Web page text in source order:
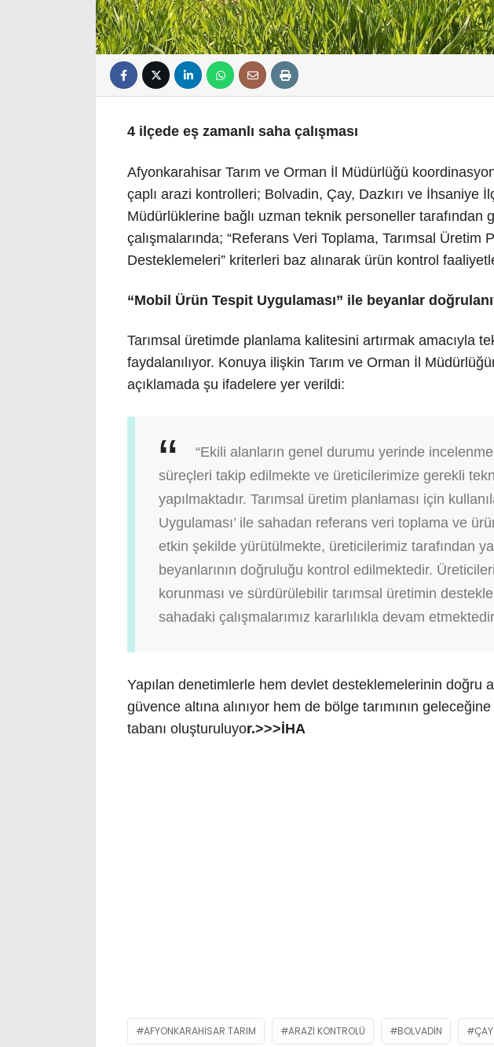
4 ilçede eş zamanlı saha çalışması
Afyonkarahisar Tarım ve Orman İl Müdürlüğü
çaplı arazi kontrolleri; Bolvadin, Çay, Dazkırı ve İhsaniye
Müdürlüklerine bağlı uzman teknik personeller tarafından
çalışmalarında; “Referans Veri Toplama, Tarımsal Üretim
Desteklemeleri” kriterleri baz alınarak ürün kontrol
“Mobil Ürün Tespit Uygulaması” ile beyanlar
Tarımsal üretimde planlama kalitesini artırmak amacıyla
faydalanılıyor. Konuya ilişkin Tarım ve Orman İl
açıklamada şu ifadelere yer verildi:
“Ekili alanların genel durumu yerinde
süreçleri takip edilmekte ve üreticilerimize gerekli
yapılmaktadır. Tarımsal üretim planlaması için
Uygulaması’ ile sahadan referans veri toplama ve
etkin şekilde yürütülmekte, üreticilerimiz tarafından
beyanlarının doğruluğu kontrol edilmektedir.
korunması ve sürdürülebilir tarımsal üretimin
sahadaki çalışmalarımız kararlılıkla devam
Yapılan denetimlerle hem devlet desteklemelerinin doğru
güvence altına alınıyor hem de bölge tarımının
tabanı oluşturuluyor.>>>İHA
AFYONKARAHISAR TARIM ARAZI KONTROLÜ BOLVADIN ÇAY